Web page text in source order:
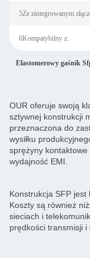
5Ze zintegrowanym
6Kompatybilny z:
Elastomerowy gaśnik
OUR oferuje swoją
sztywnej konstrukcji
przeznaczona do
wysiłku
sprężyny
wydajność EMI.
Konstrukcja SFP jest
Koszty są również
sieciach i
prędkości transmisji i